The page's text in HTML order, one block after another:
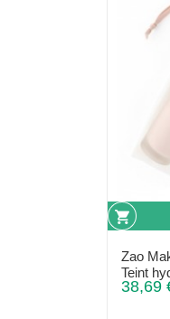
Zao
Teint
38,69